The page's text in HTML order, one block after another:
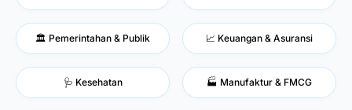
🏛️ Pemerintahan & Publik 📈 Keuangan & Asuransi
🩺 Kesehatan 🏭 Manufaktur & FMCG